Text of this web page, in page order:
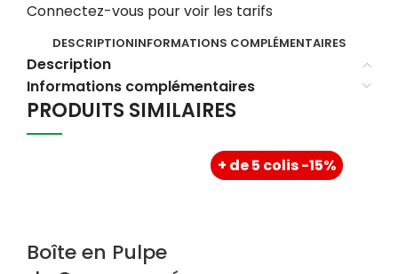
Connectez-vous pour voir les tarifs
DESCRIPTIONINFORMATIONS COMPLÉMENTAIRES
Description
Informations complémentaires
PRODUITS SIMILAIRES
Boîte en Pulpe
+ de 5 colis -15%